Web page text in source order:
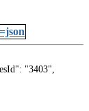
"3403",